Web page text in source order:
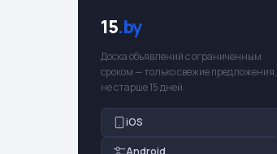
15.by
Доска объявлений с ограниченным
сроком — только свежие предложения,
не старше 15 дней.
iOS
Android